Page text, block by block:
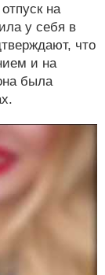
на
у себя в
что
и на
была